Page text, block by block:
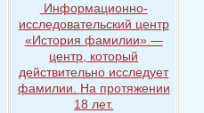
Информационно-
исследовательский центр
«История фамилии» —
центр, который
действительно исследует
фамилии. На протяжении
18 лет.